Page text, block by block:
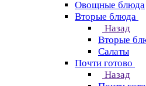
Овощные блюда
Вторые блюда
Назад
Вторые
Салаты
Почти готово
Назад